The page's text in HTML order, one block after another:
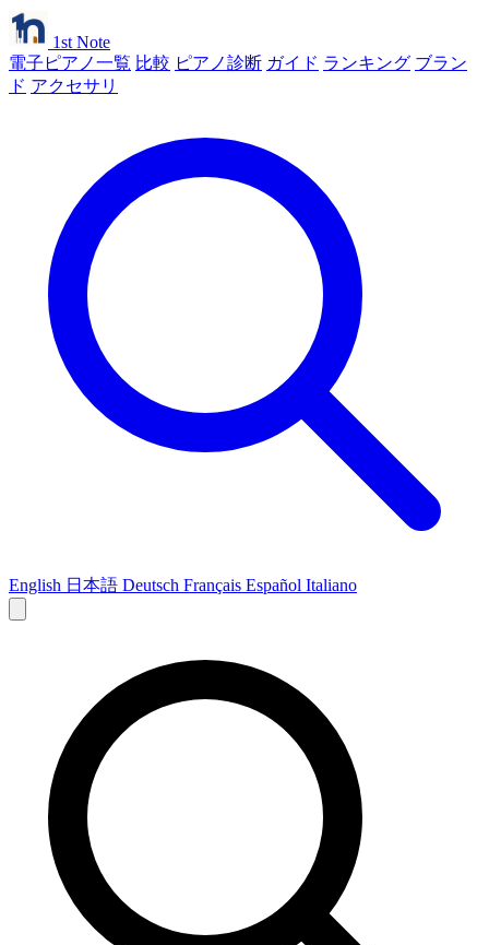
1st Note
電子ピアノ一覧 比較 ピアノ診断 ガイド ランキング ブラン
ド アクセサリ
English 日本語 Deutsch Français Español Italiano